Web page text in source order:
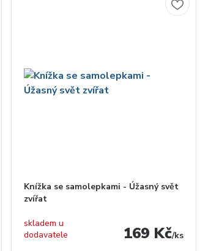
Knížka se samolepkami - Úžasný svět
zvířat
169 Kč/ks
skladem u
dodavatele